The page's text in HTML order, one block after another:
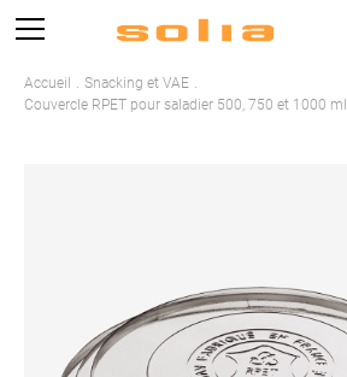
Accueil
Snacking et VAE
Couvercle RPET pour saladier 500, 750 et 1000 ml